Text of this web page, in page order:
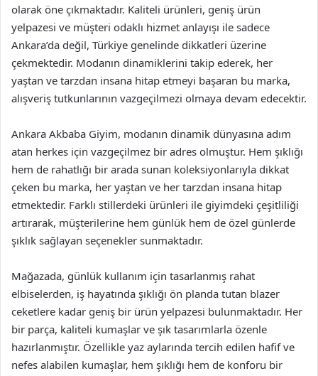
olarak öne çıkmaktadır. Kaliteli ürünleri, geniş ürün
yelpazesi ve müşteri odaklı hizmet anlayışı ile sadece
Ankara’da değil, Türkiye genelinde dikkatleri üzerine
çekmektedir. Modanın dinamiklerini takip ederek, her
yaştan ve tarzdan insana hitap etmeyi başaran bu marka,
alışveriş tutkunlarının vazgeçilmezi olmaya devam edecektir.
Ankara Akbaba Giyim, modanın dinamik dünyasına adım
atan herkes için vazgeçilmez bir adres olmuştur. Hem şıklığı
hem de rahatlığı bir arada sunan koleksiyonlarıyla dikkat
çeken bu marka, her yaştan ve her tarzdan insana hitap
etmektedir. Farklı stillerdeki ürünleri ile giyimdeki çeşitliliği
artırarak, müşterilerine hem günlük hem de özel günlerde
şıklık sağlayan seçenekler sunmaktadır.
Mağazada, günlük kullanım için tasarlanmış rahat
elbiselerden, iş hayatında şıklığı ön planda tutan blazer
ceketlere kadar geniş bir ürün yelpazesi bulunmaktadır. Her
bir parça, kaliteli kumaşlar ve şık tasarımlarla özenle
hazırlanmıştır. Özellikle yaz aylarında tercih edilen hafif ve
nefes alabilen kumaşlar, hem şıklığı hem de konforu bir